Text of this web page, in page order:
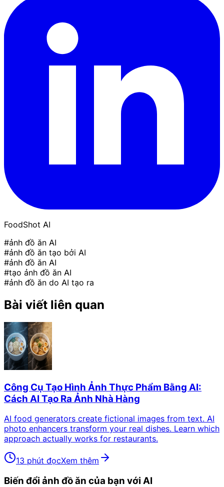
FoodShot AI
#ảnh đồ ăn AI
#ảnh đồ ăn tạo bởi AI
#ảnh đồ ăn AI
#tạo ảnh đồ ăn AI
#ảnh đồ ăn do AI tạo ra
Bài viết liên quan
Công Cụ Tạo Hình Ảnh Thực Phẩm Bằng AI:
Cách AI Tạo Ra Ảnh Nhà Hàng
AI food generators create fictional images from text. AI
photo enhancers transform your real dishes. Learn which
approach actually works for restaurants.
13 phút đọcXem thêm
Biến đổi ảnh đồ ăn của bạn với AI